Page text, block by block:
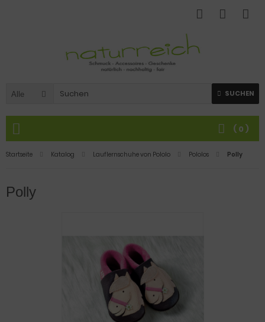
Alle SUCHEN
( 0 )
Startseite Katalog Lauflernschuhe von Pololo Pololos Polly
Polly